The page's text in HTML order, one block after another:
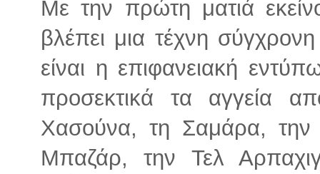
Με την πρώτη ματιά
βλέπει μια τέχνη
είναι η επιφανειακή
προσεκτικά τα αγγεία
Χασούνα, τη Σαμάρα,
Μπαζάρ, την Τελ